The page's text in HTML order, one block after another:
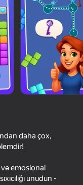
daha çox,
emosional
unudun -